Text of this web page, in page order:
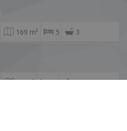
169 m² 5 3
96 m² 3 2